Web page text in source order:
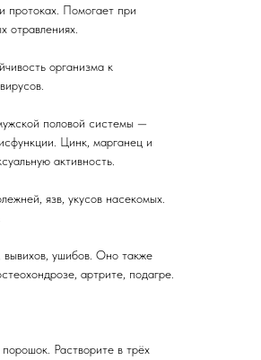
протоках. Помогает при
отравлениях.
организма к
половой системы —
Цинк, марганец и
активность.
язв, укусов насекомых.
вывихов, ушибов. Оно также
артрите, подагре.
Растворите в трёх